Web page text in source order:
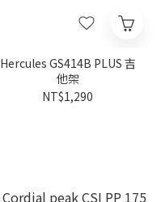
Hercules GS414B PLUS 吉
他架
NT$1,290